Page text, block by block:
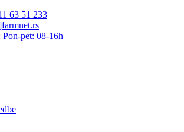
63 51 233
pet: 08-16h